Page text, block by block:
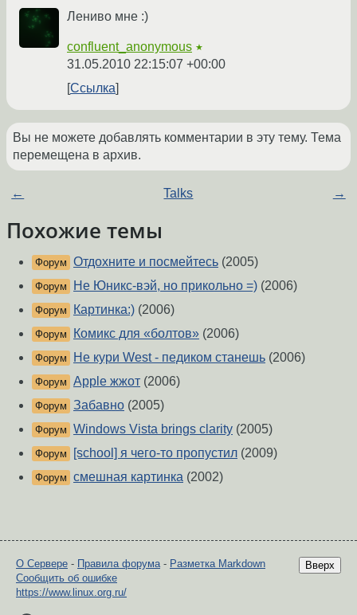
Лениво мне :)
confluent_anonymous ★
31.05.2010 22:15:07 +00:00
Ссылка
Вы не можете добавлять комментарии в эту тему. Тема
перемещена в архив.
← Talks →
Похожие темы
Форум Отдохните и посмейтесь (2005)
Форум Не Юникс-вэй, но прикольно =) (2006)
Форум Картинка:) (2006)
Форум Комикс для «болтов» (2006)
Форум Не кури West - педиком станешь (2006)
Форум Apple жжот (2006)
Форум Забавно (2005)
Форум Windows Vista brings clarity (2005)
Форум [school] я чего-то пропустил (2009)
Форум смешная картинка (2002)
Вверх
О Сервере - Правила форума- Разметка Markdown
Сообщить об ошибке
https://www.linux.org.ru/